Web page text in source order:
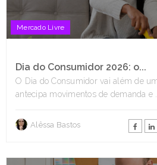
Mercado Livre
Dia do Consumidor 2026: o...
O Dia do Consumidor vai além de
antecipa movimentos de demanda e
Alêssa Bastos